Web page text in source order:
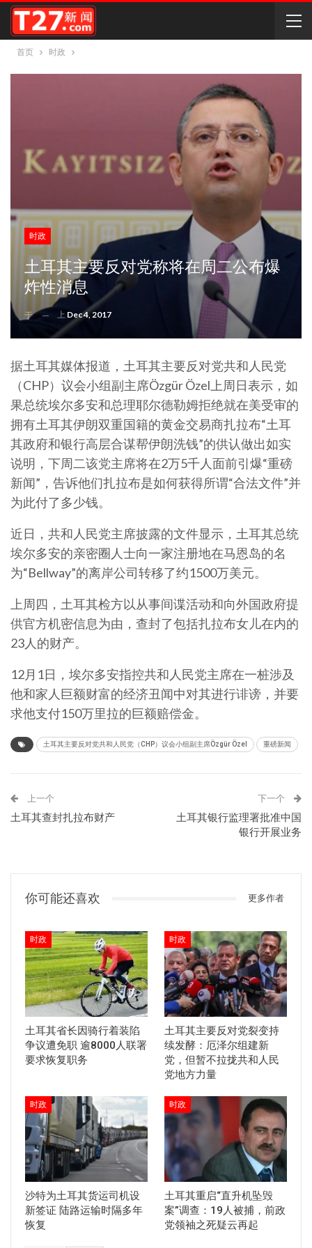
首页 时政
时政
土耳其主要反对党称将在周二公布爆
炸性消息
于 上 Dec 4, 2017
据土耳其媒体报道，土耳其主要反对党共和人民党
（CHP）议会小组副主席Özgür Özel上周日表示，如
果总统埃尔多安和总理耶尔德勒姆拒绝就在美受审的
拥有土耳其伊朗双重国籍的黄金交易商扎拉布“土耳
其政府和银行高层合谋帮伊朗洗钱”的供认做出如实
说明，下周二该党主席将在2万5千人面前引爆“重磅
新闻”，告诉他们扎拉布是如何获得所谓“合法文件”并
为此付了多少钱。
近日，共和人民党主席披露的文件显示，土耳其总统
埃尔多安的亲密圈人士向一家注册地在马恩岛的名
为“Bellway”的离岸公司转移了约1500万美元。
上周四，土耳其检方以从事间谍活动和向外国政府提
供官方机密信息为由，查封了包括扎拉布女儿在内的
23人的财产。
12月1日，埃尔多安指控共和人民党主席在一桩涉及
他和家人巨额财富的经济丑闻中对其进行诽谤，并要
求他支付150万里拉的巨额赔偿金。
土耳其主要反对党共和人民党（CHP）议会小组副主席Özgür Özel 重磅新闻
上一个
土耳其查封扎拉布财产
下一个
土耳其银行监理署批准中国
银行开展业务
你可能还喜欢 更多作者
时政
土耳其省长因骑行着装陷
争议遭免职 逾8000人联署
要求恢复职务
时政
土耳其主要反对党裂变持
续发酵：厄泽尔组建新
党，但暂不拉拢共和人民
党地方力量
时政
沙特为土耳其货运司机设
新签证 陆路运输时隔多年
恢复
时政
土耳其重启“直升机坠毁
案”调查：19人被捕，前政
党领袖之死疑云再起